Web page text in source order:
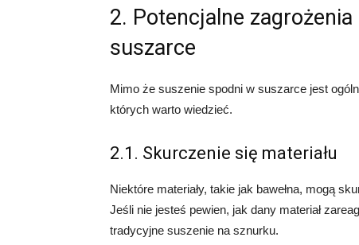
2. Potencjalne
suszarce
Mimo że suszenie spodni w suszarce jest
których warto wiedzieć.
2.1. Skurczenie się materiału
Niektóre materiały, takie jak bawełna, mogą
Jeśli nie jesteś pewien, jak dany materiał
tradycyjne suszenie na sznurku.